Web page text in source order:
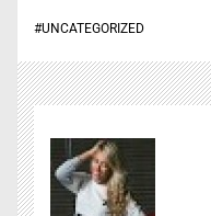
#UNCATEGORIZED